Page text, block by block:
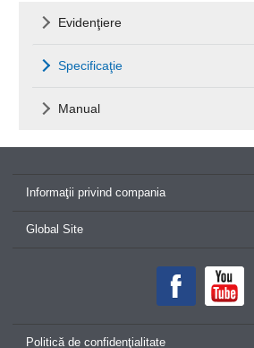
Evidenţiere
Specificaţie
Manual
Informaţii privind compania
Global Site
Politică de confidenţialitate